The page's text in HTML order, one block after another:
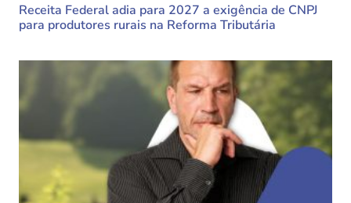
Receita Federal adia para 2027 a exigência de CNPJ
para produtores rurais na Reforma Tributária